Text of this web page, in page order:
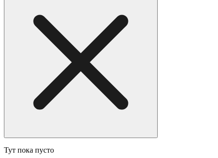
Тут пока пусто